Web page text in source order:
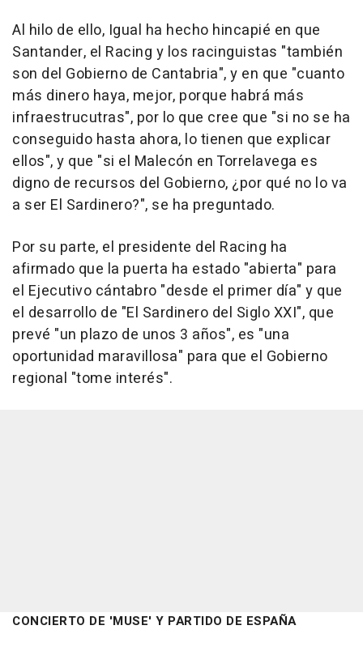
Al hilo de ello, Igual ha hecho hincapié en que
Santander, el Racing y los racinguistas "también
son del Gobierno de Cantabria", y en que "cuanto
más dinero haya, mejor, porque habrá más
infraestrucutras", por lo que cree que "si no se ha
conseguido hasta ahora, lo tienen que explicar
ellos", y que "si el Malecón en Torrelavega es
digno de recursos del Gobierno, ¿por qué no lo va
a ser El Sardinero?", se ha preguntado.
Por su parte, el presidente del Racing ha
afirmado que la puerta ha estado "abierta" para
el Ejecutivo cántabro "desde el primer día" y que
el desarrollo de "El Sardinero del Siglo XXI", que
prevé "un plazo de unos 3 años", es "una
oportunidad maravillosa" para que el Gobierno
regional "tome interés".
CONCIERTO DE 'MUSE' Y PARTIDO DE ESPAÑA